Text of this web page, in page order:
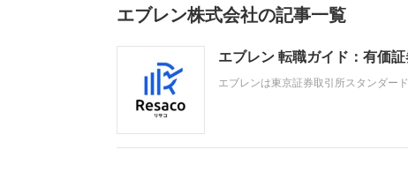
エブレン株式会社の記事一覧
エブレン 転職ガイド：有価
エブレンは東京証券取引所スタンダー